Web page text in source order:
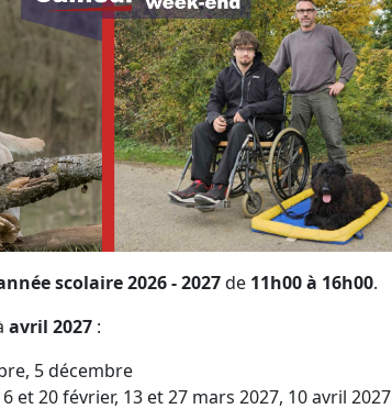
scolaire 2026 - 2027de 11h00 à 16h00.
avril 2027 :
5 décembre
et 20 février, 13 et 27 mars 2027, 10 avril 2027